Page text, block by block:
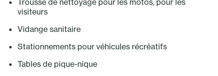
Trousse de nettoyage pour les motos, pour les
visiteurs
Vidange sanitaire
Stationnements pour véhicules récréatifs
Tables de pique-nique